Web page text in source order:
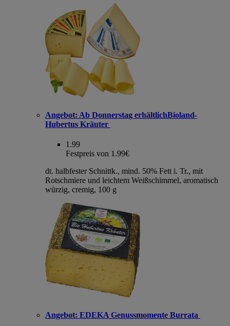
Angebot: Ab Donnerstag erhältlichBioland-
Hubertus Kräuter
1.99
Festpreis von 1.99€
dt. halbfester Schnittk., mind. 50% Fett i. Tr., mit
Rotschmiere und leichtem Weißschimmel, aromatisch
würzig, cremig, 100 g
Angebot: EDEKA Genussmomente Burrata